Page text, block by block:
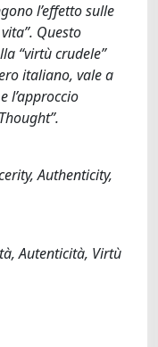
l’effetto sulle
Questo
“virtù crudele”
italiano, vale a
l’approccio
Authenticity,
Autenticità, Virtù